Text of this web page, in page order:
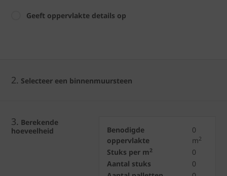
Geeft oppervlakte details op
2. Selecteer een binnenmuursteen
3. Berekende
hoeveelheid
Benodigde
oppervlakte
0
m2
Stuks per m2
0
Aantal stuks
0